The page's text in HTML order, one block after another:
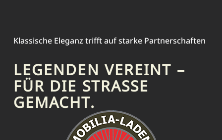
Klassische Eleganz trifft auf starke Partnerschaften
LEGENDEN VEREINT –
FÜR DIE STRASSE G
EMACHT.